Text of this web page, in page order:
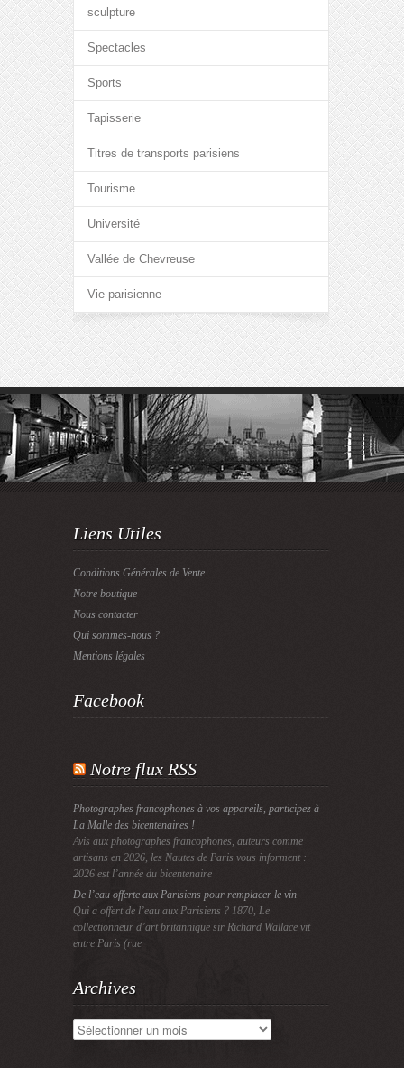
sculpture
Spectacles
Sports
Tapisserie
Titres de transports parisiens
Tourisme
Université
Vallée de Chevreuse
Vie parisienne
Liens Utiles
Conditions Générales de Vente
Notre boutique
Nous contacter
Qui sommes-nous ?
Mentions légales
Facebook
Notre flux RSS
Photographes francophones à vos appareils, participez à
La Malle des bicentenaires !
Avis aux photographes francophones, auteurs comme
artisans en 2026, les Nautes de Paris vous informent :
2026 est l’année du bicentenaire
De l’eau offerte aux Parisiens pour remplacer le vin
Qui a offert de l’eau aux Parisiens ? 1870, Le
collectionneur d’art britannique sir Richard Wallace vit
entre Paris (rue
Archives
Archives